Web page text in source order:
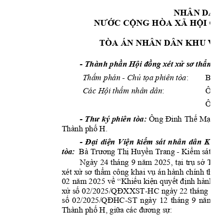
NHÂN
NƯỚC CỘNG HÒA XÃ HỘI
TÒA ÁN NHÂN DÂN KHU
- Thành phần Hội đồng xét xử sơ thẩm
Thẩm phán - Chủ tọa phiên tòa:
Các Hội thẩm nhân dân:
Bà
- Thư ký phiên tòa: Ông Đinh Thế Mạ
Thành phố H.
- Đại diện Viện kiểm sát nhân dân
tòa: Bà Trương Thị Huyền Trang - Kiểm sát
Ngày 24 tháng 9 năm 2025, tại trụ sở
xét xử sơ thẩm công khai vụ án hành chính thụ
02 năm 2025 về “Khiếu kiện quyết định hành
xử số 02/2025/QĐXXST-HC ngày 22 tháng
số 02/2025/QĐHC-ST ngày 12 tháng 9 năm
Thành phố H , giữa các đương sự: